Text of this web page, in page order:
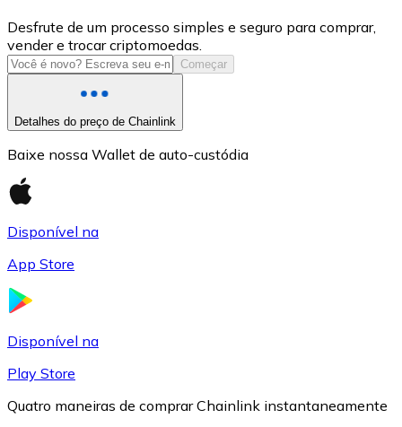
USD Coin
USDC
Desfrute de um processo simples e seguro para comprar,
vender e trocar criptomoedas.
Começar
Detalhes do preço de Chainlink
Baixe nossa Wallet de auto-custódia
Disponível na
App Store
Disponível na
Play Store
Quatro maneiras de comprar Chainlink instantaneamente